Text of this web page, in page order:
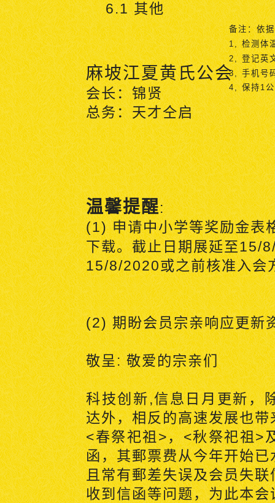
6.1其他
备注：依据
1,检测体
2,登记英
3,手机号
4,保持1
麻坡江夏黄氏公会
会长：锦贤
总务：天才仝启
温馨提醒:
(1)申请中小学等奖励金表
下载。截止日期展延至15/
15/8/2020或之前核准入会
(2)期盼会员宗亲响应更新
敬呈:敬爱的宗亲们
科技创新,信息日月更新，
达外，相反的高速发展也
<春祭祀祖>，<秋祭祀祖>
函，其郵票费从今年开始
且常有郵差失误及会员失
收到信函等问题，为此本